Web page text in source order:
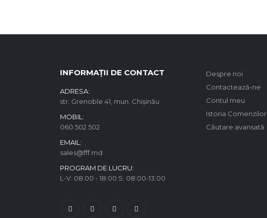
INFORMAȚII DE CONTACT
ADRESA:
str. Grenoble 41, mun. Chișinău
MOBIL:
060 502 502
EMAIL:
sales@fff.md
PROGRAM DE LUCRU:
L-V: 08:00 - 18:00 S: 08:00-13:00
Despre noi
Contactează-ne
Contul meu
Istoria Comenzilor
Căutare avansată